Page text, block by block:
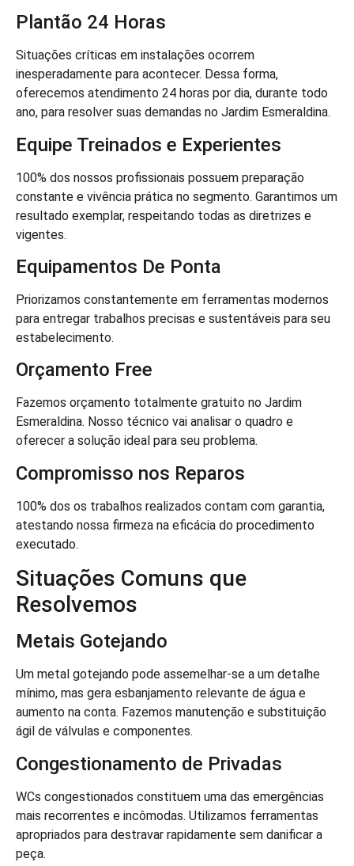
Plantão 24 Horas
Situações críticas em instalações ocorrem
inesperadamente para acontecer. Dessa forma,
oferecemos atendimento 24 horas por dia, durante todo
ano, para resolver suas demandas no Jardim Esmeraldina.
Equipe Treinados e Experientes
100% dos nossos profissionais possuem preparação
constante e vivência prática no segmento. Garantimos um
resultado exemplar, respeitando todas as diretrizes e
vigentes.
Equipamentos De Ponta
Priorizamos constantemente em ferramentas modernos
para entregar trabalhos precisas e sustentáveis para seu
estabelecimento.
Orçamento Free
Fazemos orçamento totalmente gratuito no Jardim
Esmeraldina. Nosso técnico vai analisar o quadro e
oferecer a solução ideal para seu problema.
Compromisso nos Reparos
100% dos os trabalhos realizados contam com garantia,
atestando nossa firmeza na eficácia do procedimento
executado.
Situações Comuns que
Resolvemos
Metais Gotejando
Um metal gotejando pode assemelhar-se a um detalhe
mínimo, mas gera esbanjamento relevante de água e
aumento na conta. Fazemos manutenção e substituição
ágil de válvulas e componentes.
Congestionamento de Privadas
WCs congestionados constituem uma das emergências
mais recorrentes e incômodas. Utilizamos ferramentas
apropriados para destravar rapidamente sem danificar a
peça.